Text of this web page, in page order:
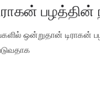
ஒன்றுதான்